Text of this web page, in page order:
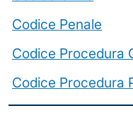
Codice Penale
Codice Procedura
Codice Procedura